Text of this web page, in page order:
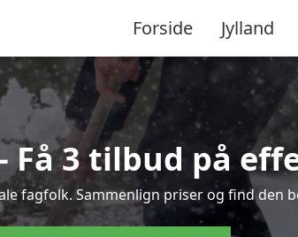
Forside Jylland
Få 3 tilbud på
fagfolk. Sammenlign priser og find den